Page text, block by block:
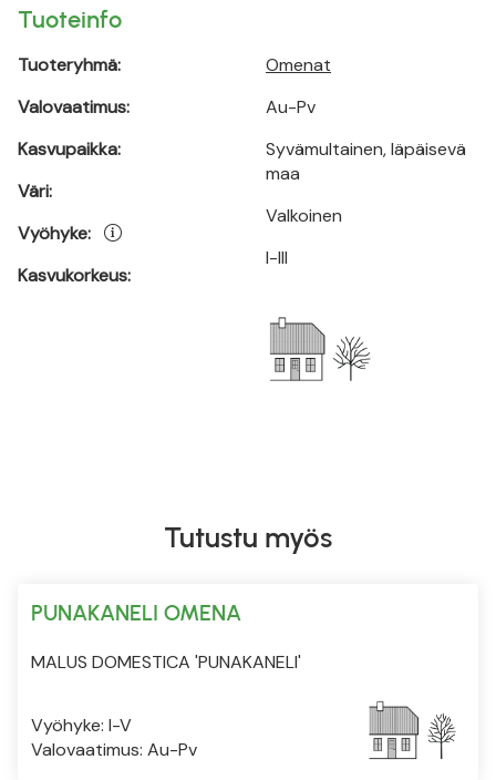
Tuoteinfo
Tuoteryhmä:
Valovaatimus:
Kasvupaikka:
Väri:
Vyöhyke:
Kasvukorkeus:
Omenat
Au-Pv
Syvämultainen, läpäisevä
maa
Valkoinen
I-III
Tutustu myös
PUNAKANELI OMENA
MALUS DOMESTICA 'PUNAKANELI'
Vyöhyke: I-V
Valovaatimus: Au-Pv